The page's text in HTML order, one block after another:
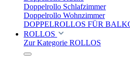
Doppelrollo Schlafzimmer
Doppelrollo Wohnzimmer
DOPPELROLLOS FÜR
ROLLOS
Zur Kategorie ROLLOS